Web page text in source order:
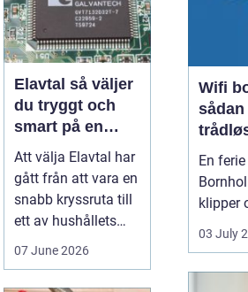
Elavtal så väljer
du tryggt och
smart på en
rörlig elmarknad
Att välja Elavtal har
gått från att vara en
snabb kryssruta till
ett av hushållets
07 June 2026
Wifi
En
klipper
mange
03 July